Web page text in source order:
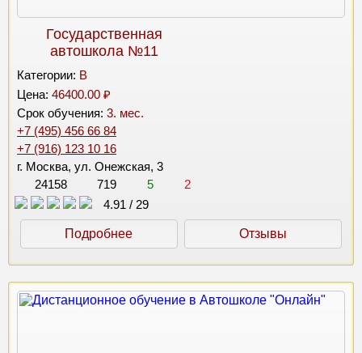
Государственная
автошкола №11
Категории: B
Цена: 46400.00 ₽
Срок обучения: 3. мес.
+7 (495) 456 66 84
+7 (916) 123 10 16
г. Москва, ул. Онежская, 3
24158
719 5
2
4.91 / 29
Подробнее Отзывы